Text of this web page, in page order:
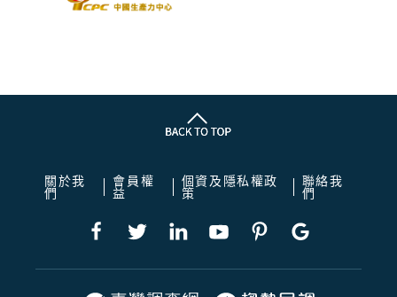
關於我
們
會員權
益
個資及隱私權政
策
聯絡我
們